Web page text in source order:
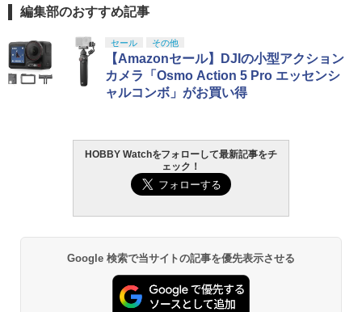
編集部のおすすめ記事
セール その他
【Amazonセール】DJIの小型アクション
カメラ「Osmo Action 5 Pro エッセンシ
ャルコンボ」がお買い得
HOBBY Watchをフォローして最新記事をチ
ェック！
Google 検索で当サイトの記事を優先表示させる